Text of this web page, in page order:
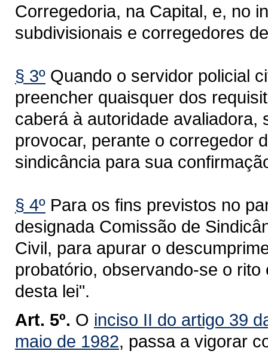
Corregedoria, na Capital, e, no
subdivisionais e corregedores
§ 3º Quando o servidor policial
preencher quaisquer dos
caberá à autoridade avaliadora,
provocar, perante o corregedor
sindicância para sua
§ 4º Para os fins previstos no
designada Comissão de
Civil, para apurar o
probatório, observando-se o
desta lei".
Art. 5º. O inciso II do artigo 39
maio de 1982, passa a vigorar